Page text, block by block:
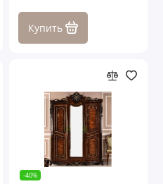
Купить
-40%